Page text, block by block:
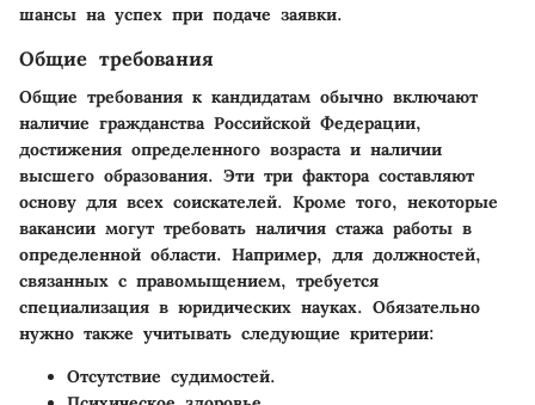
шансы на успех при подаче заявки.
Общие требования
Общие требования к кандидатам обычно включают
наличие гражданства Российской Федерации,
достижения определенного возраста и наличии
высшего образования. Эти три фактора составляют
основу для всех соискателей. Кроме того, некоторые
вакансии могут требовать наличия стажа работы в
определенной области. Например, для должностей,
связанных с правомыщением, требуется
специализация в юридических науках. Обязательно
нужно также учитывать следующие критерии:
Отсутствие судимостей.